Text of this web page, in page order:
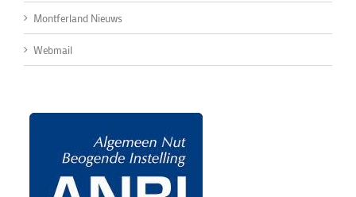
Montferland Nieuws
Webmail